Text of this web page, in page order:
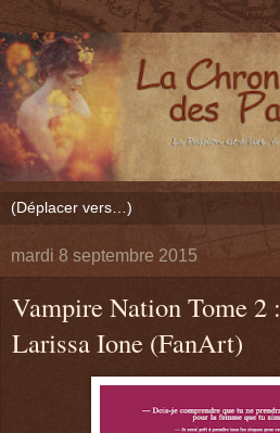
mardi 8 septembre 2015
Vampire Nation Tome 2
Larissa Ione (FanArt)